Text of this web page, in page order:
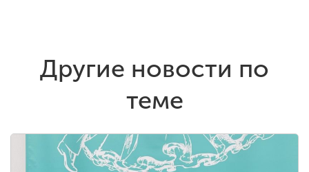
Другие новости по
теме